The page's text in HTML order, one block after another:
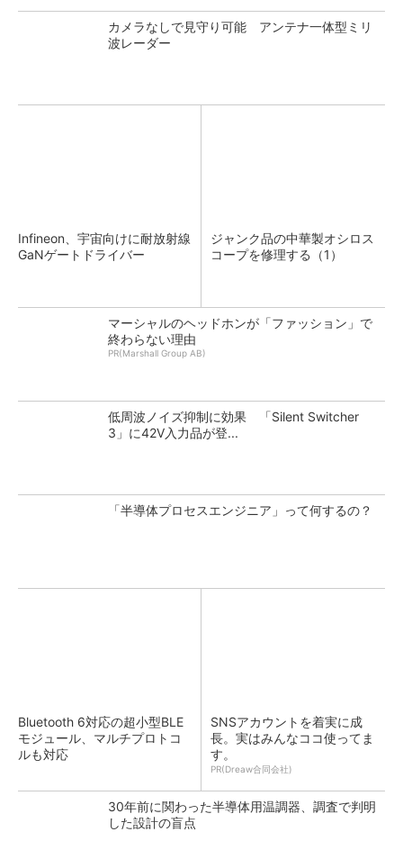
カメラなしで見守り可能 アンテナ一体型ミリ
波レーダー
Infineon、宇宙向けに耐放射線
GaNゲートドライバー
ジャンク品の中華製オシロス
コープを修理する（1）
マーシャルのヘッドホンが「ファッション」で
終わらない理由
PR(Marshall Group AB)
低周波ノイズ抑制に効果 「Silent Switcher
3」に42V入力品が登...
「半導体プロセスエンジニア」って何するの？
Bluetooth 6対応の超小型BLE
モジュール、マルチプロトコ
ルも対応
SNSアカウントを着実に成
長。実はみんなココ使ってま
す。
PR(Dreaw合同会社)
30年前に関わった半導体用温調器、調査で判明
した設計の盲点